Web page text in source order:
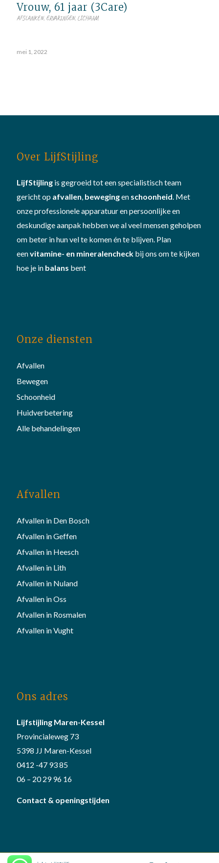
Vrouw, 61 jaar (3Care)
AFSLANKEN, ERVARINGEN, LICHAAM
mei 1, 2022
Over LijfStijling
LijfStijlingis gegroeid tot een specialistisch team
gericht op afvallen bewegingen schoonheid . Met
onze professionele apparatuur en persoonlijke en
deskundige aanpak hebben we al veel mensen geholpen
om beter in hun vel te komen én te blijven. Plan
eenvitamine- en mineralencheckbij ons om te kijken
hoe je in balans bent
Onze diensten
Afvallen
Bewegen
Schoonheid
Huidverbetering
Alle behandelingen
Afvallen
Afvallen in Den Bosch
Afvallen in Geffen
Afvallen in Heesch
Afvallen in Lith
Afvallen in Nuland
Afvallen in Oss
Afvallen in Rosmalen
Afvallen in Vught
Ons adres
Lijfstijling Maren-Kessel
Provincialeweg 73
5398 JJ Maren-Kessel
0412 -47 93 85
06 – 20 29 96 16
Contact & openingstijden